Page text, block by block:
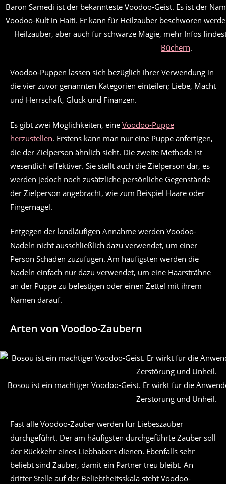
Baron Samedi ist der bekannteste Voodoo-Geist. Es ist der
Voodoo-Kult in Haiti. Er kann für Heilzauber beschworen
Heilzauber, aber auch für schwarze Magie, mehr Infos
Büchern.
Voodoo-Puppen lassen sich bezüglich ihrer Verwendung in
die vier zuvor genannten Kategorien einteilen; Liebe, Macht
und Herrschaft, Glück und Finanzen.
Es gibt zwei Möglichkeiten, eine Voodoo-Puppe
herzustellen. Erstens kann man nur eine Puppe anfertigen,
die der Zielperson ähnlich sieht. Die zweite Methode ist
wesentlich effektiver. Sie stellt auch die Zielperson dar, es
werden jedoch noch zusätzliche persönliche Gegenstände
der Zielperson angebracht, wie zum Beispiel Haare oder
Fingernägel.
Entgegen der landläufigen Annahme werden Voodoo-
Nadeln nicht ausschließlich dazu verwendet, um einer
Person Schaden zuzufügen. Am häufigsten werden die
Nadeln einfach nur dazu verwendet, um eine Haarsträhne
an der Puppe zu befestigen oder einen Zettel mit ihrem
Namen darauf.
Arten von Voodoo-Zaubern
Bosou ist ein mächtiger Voodoo-Geist. Er wirkt für die
Zerstörung und Unheil.
Fast alle Voodoo-Zauber werden für Liebeszauber
durchgeführt. Der am häufigsten durchgeführte Zauber soll
der Rückkehr eines Liebhabers dienen. Ebenfalls sehr
beliebt sind Zauber, damit ein Partner treu bleibt. An
dritter Stelle auf der Beliebtheitsskala steht Voodoo-